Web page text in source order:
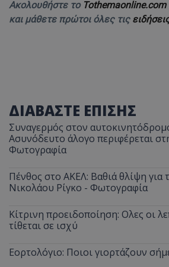
Ακολουθήστε το Tothemaonline.com
και μάθετε πρώτοι όλες τις
ΔΙΑΒΑΣΤΕ ΕΠΙΣΗΣ
Συναγερμός στον
Ασυνόδευτο άλογο περιφέρεται
Φωτογραφία
Πένθος στο ΑΚΕΛ: Βαθιά θλίψη για
Νικολάου Ρίγκο - Φωτογραφία
Κίτρινη προειδοποίηση: Ολες οι
τίθεται σε ισχύ
Εορτολόγιο: Ποιοι γιορτάζουν